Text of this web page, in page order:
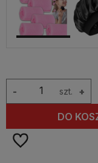
szt. +
-
DO